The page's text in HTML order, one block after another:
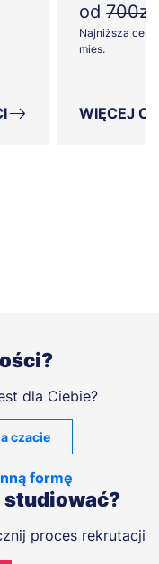
od 700zł
Najniższa
mies.
WIĘCEJ O
dla Ciebie?
czacie
formę
studiować?
proces rekrutacji